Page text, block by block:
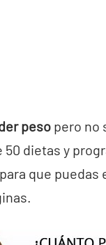
peso pero no
50 dietas y
que